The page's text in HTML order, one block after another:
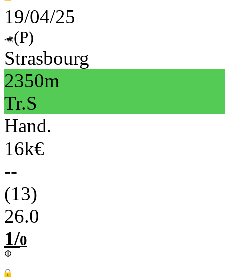
19/04/25
(P)
Strasbourg
2350m
Tr.S
Hand.
16k€
--
(13)
26.0
1/0